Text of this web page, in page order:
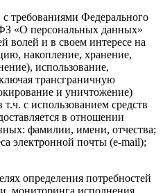
требованиями Федерального
«О персональных данных»
волей и в своем интересе на
накопление, хранение,
использование,
трансграничную
и уничтожение)
с использованием средств
в отношении
фамилии, имени, отчества;
электронной почты (e-mail);
определения потребностей
мониторинга исполнения